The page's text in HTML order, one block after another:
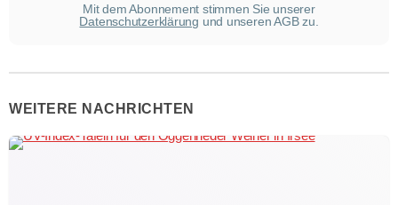
Mit dem Abonnement stimmen Sie unserer
Datenschutzerklärung und unseren AGB zu.
WEITERE NACHRICHTEN